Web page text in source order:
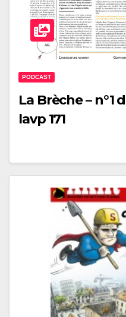
PODCAST
La Brèche – n°1
lavp 171